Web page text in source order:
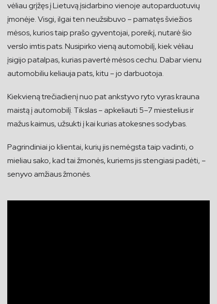
vėliau grįžęs į Lietuvą įsidarbino vienoje autoparduotuvių
įmonėje. Visgi, ilgai ten neužsibuvo – pamatęs šviežios
mėsos, kurios taip prašo gyventojai, poreikį, nutarė šio
verslo imtis pats. Nusipirko vieną automobilį, kiek vėliau
įsigijo patalpas, kurias pavertė mėsos cechu. Dabar vienu
automobiliu keliauja pats, kitu – jo darbuotoja.
Kiekvieną trečiadienį nuo pat ankstyvo ryto vyras krauna
maistą į automobilį. Tikslas – apkeliauti 5–7 miestelius ir
mažus kaimus, užsukti į kai kurias atokesnes sodybas.
Pagrindiniai jo klientai, kurių jis nemėgsta taip vadinti, o
mieliau sako, kad tai žmonės, kuriems jis stengiasi padėti, –
senyvo amžiaus žmonės.